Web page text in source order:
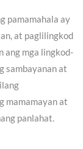
pamamahala ay
at paglilingkod
ang mga lingkod-
sambayanan at
mamamayan at
panlahat.